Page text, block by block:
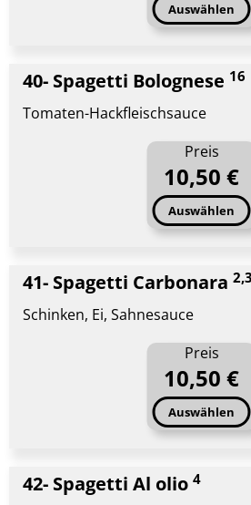
Auswählen
40- Spagetti Bolognese 16
Tomaten-Hackfleischsauce
Preis
10,50 €
Auswählen
41- Spagetti Carbonara
Schinken, Ei, Sahnesauce
Preis
10,50 €
Auswählen
42- Spagetti Al olio 4